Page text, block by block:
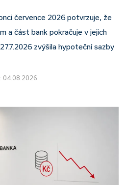
července 2026 potvrzuje, že
a část bank pokračuje v jejich
zvýšila hypoteční sazby
04.08.2026